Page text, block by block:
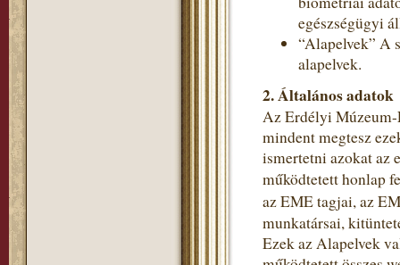
egészségügyi
“Alapelvek” A
alapelvek.
2. Általános adatok
Az Erdélyi Múzeum-
mindent megtesz
ismertetni azokat az
működtetett honlap
az EME tagjai, az
munkatársai,
Ezek az Alapelvek